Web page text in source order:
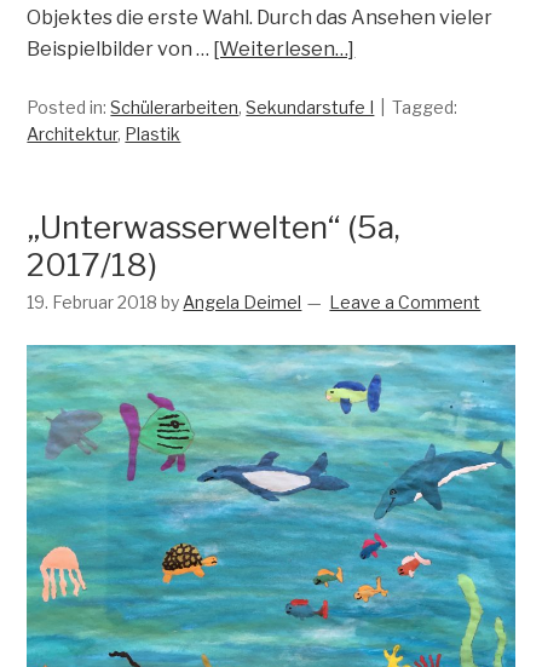
Objektes die erste Wahl. Durch das Ansehen vieler
Beispielbilder von … [Weiterlesen…]
Posted in:Schülerarbeiten,Sekundarstufe I
Tagged:
Architektur, Plastik
„Unterwasserwelten“ (5a,
2017/18)
19. Februar 2018 byAngela Deimel Leave a Comment